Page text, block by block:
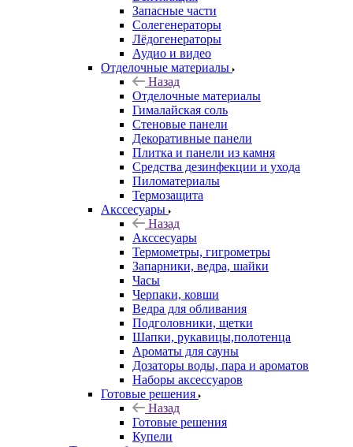
Запасные части
Солегенераторы
Лёдогенераторы
Аудио и видео
Отделочные материалы
Назад
Отделочные материалы
Гималайская соль
Стеновые панели
Декоративные панели
Плитка и панели из камня
Средства дезинфекции и ухода
Пиломатериалы
Термозащита
Аксcесуары
Назад
Аксcесуары
Термометры, гигрометры
Запарники, ведра, шайки
Часы
Черпаки, ковши
Ведра для обливания
Подголовники, щетки
Шапки, рукавицы,полотенца
Ароматы для сауны
Дозаторы воды, пара и ароматов
Наборы аксессуаров
Готовые решения
Назад
Готовые решения
Купели